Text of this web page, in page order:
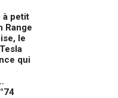
à petit
Range
le
qui